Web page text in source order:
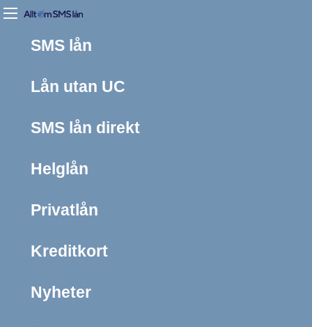
SMS lån
Lån utan UC
SMS lån direkt
Helglån
Privatlån
Kreditkort
Nyheter